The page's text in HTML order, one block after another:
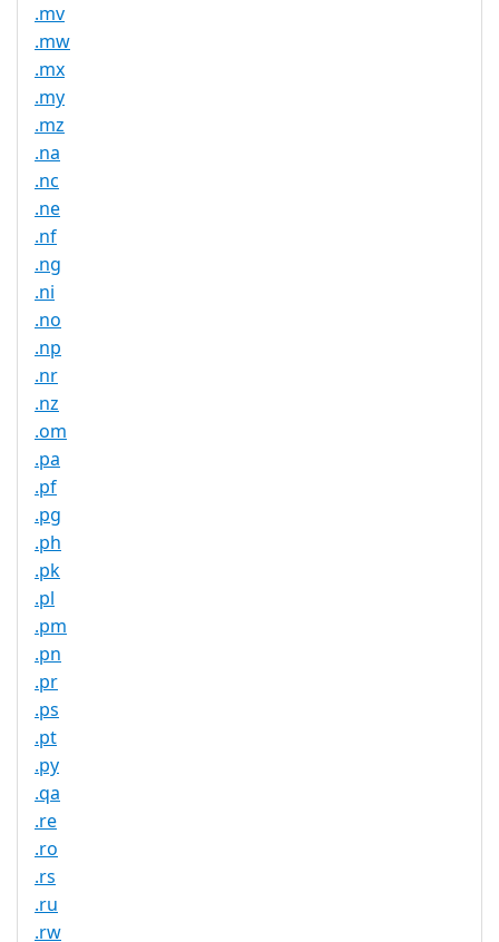
.mv
.mw
.mx
.my
.mz
.na
.nc
.ne
.nf
.ng
.ni
.no
.np
.nr
.nz
.om
.pa
.pf
.pg
.ph
.pk
.pl
.pm
.pn
.pr
.ps
.pt
.py
.qa
.re
.ro
.rs
.ru
.rw